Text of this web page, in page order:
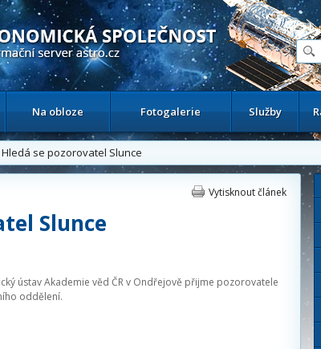
astronomický server
Na obloze Fotogalerie Služby
se pozorovatel Slunce
Vytisknout článek
Slunce
ústav Akademie věd ČR v Ondřejově přijme pozorovatele
oddělení.